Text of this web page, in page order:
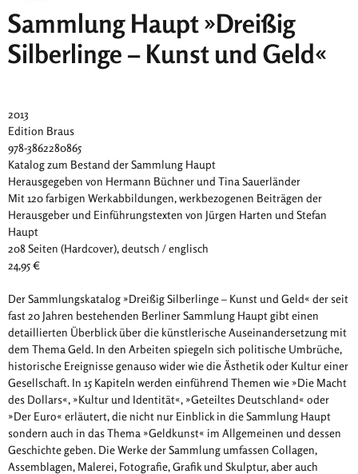
Sammlung Haupt »Dreißig
Silberlinge – Kunst und Geld«
2013
Edition Braus
978-3862280865
Katalog zum Bestand der Sammlung Haupt
Herausgegeben von Hermann Büchner und Tina Sauerländer
Mit 120 farbigen Werkabbildungen, werkbezogenen Beiträgen der
Herausgeber und Einführungstexten von Jürgen Harten und Stefan
Haupt
208 Seiten (Hardcover), deutsch / englisch
24,95 €
Der Sammlungskatalog »Dreißig Silberlinge – Kunst und Geld« der seit
fast 20 Jahren bestehenden Berliner Sammlung Haupt gibt einen
detaillierten Überblick über die künstlerische Auseinandersetzung mit
dem Thema Geld. In den Arbeiten spiegeln sich politische Umbrüche,
historische Ereignisse genauso wider wie die Ästhetik oder Kultur einer
Gesellschaft. In 15 Kapiteln werden einführend Themen wie »Die Macht
des Dollars«, »Kultur und Identität«, »Geteiltes Deutschland« oder
»Der Euro« erläutert, die nicht nur Einblick in die Sammlung Haupt
sondern auch in das Thema »Geldkunst« im Allgemeinen und dessen
Geschichte geben. Die Werke der Sammlung umfassen Collagen,
Assemblagen, Malerei, Fotografie, Grafik und Skulptur, aber auch